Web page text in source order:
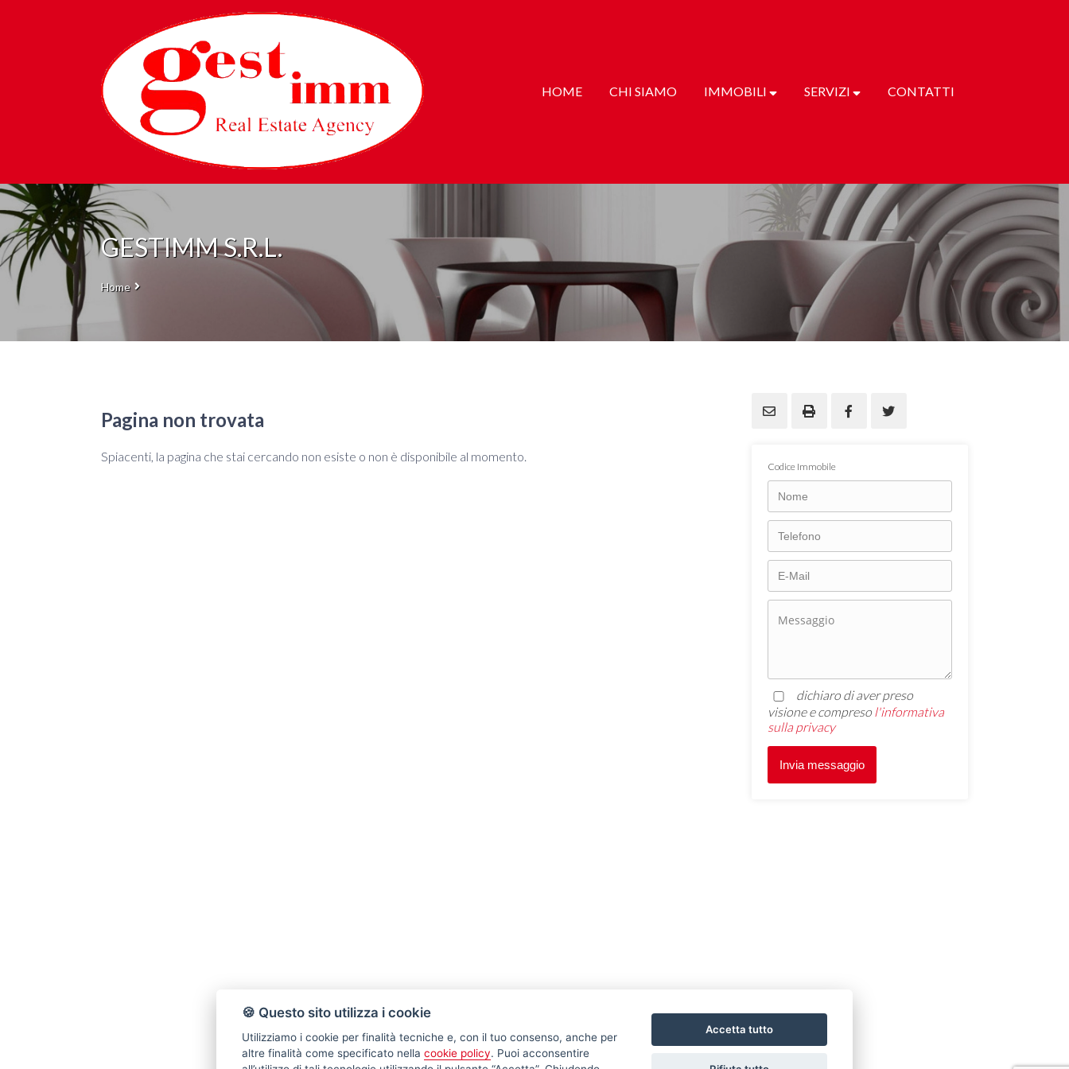
HOME CHI SIAMO IMMOBILI SERVIZI CONTATTI
GESTIMM S.R.L.
Home
Pagina non trovata
Spiacenti, la pagina che stai cercando non esiste o non è disponibile al momento.
Codice Immobile
dichiaro di aver preso
visione e compreso l'informativa
sulla privacy
🍪 Questo sito utilizza i cookie
Utilizziamo i cookie per finalità tecniche e, con il tuo consenso, anche per
altre finalità come specificato nella cookie policy. Puoi acconsentire
Accetta tutto